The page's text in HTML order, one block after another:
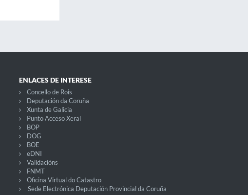
ENLACES DE INTERESE
Concello de Rois
Deputación da Coruña
Xunta de Galicia
Punto Acceso Xeral
BOP
DOG
BOE
eDNI
Validacións
FNMT
Oficina Virtual do Catastro
Sede Electrónica Deputación Provincial da Coruña